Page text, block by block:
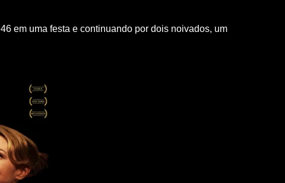
em uma festa e continuando por dois noivados, um